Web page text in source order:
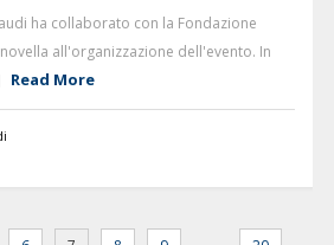
ha collaborato con la Fondazione
all'organizzazione dell'evento. In
Read More